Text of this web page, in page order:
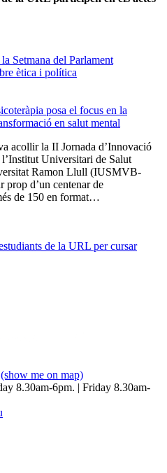
Setmana del Parlament
ètica i política
posa el focus en la
en salut mental
acollir la II Jornada d’Innovació
Universitari de Salut
Ramon Llull (IUSMVB-
d’un centenar de
de 150 en format…
de la URL per cursar
(show me on map)
8.30am-6pm. | Friday 8.30am-